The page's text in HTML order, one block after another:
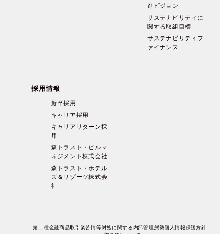
進ビジョン
サステナビリティに
関する取組目標
サステナビリティフ
ァイナンス
採用情報
新卒採用
キャリア採用
キャリアリターン採
用
森トラスト・ビルマ
ネジメント株式会社
森トラスト・ホテル
ズ＆リゾーツ株式会
社
第二種金融商品取引業苦情等対処に関する内部管理態勢個人情報保護方針